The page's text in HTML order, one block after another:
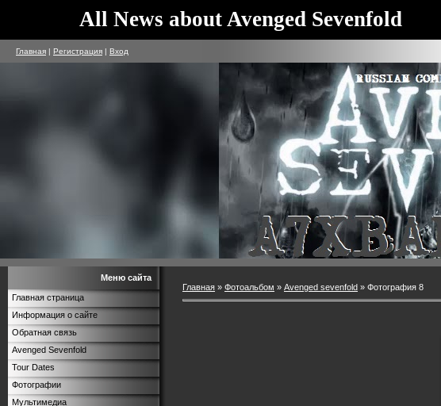
All News about Avenged Sevenfold
Главная | Регистрация | Вход
Меню сайта
Главная страница
Информация о сайте
Обратная связь
Avenged Sevenfold
Tour Dates
Фотографии
Мультимедиа
Главная » Фотоальбом » Avenged sevenfold » Фотография 8